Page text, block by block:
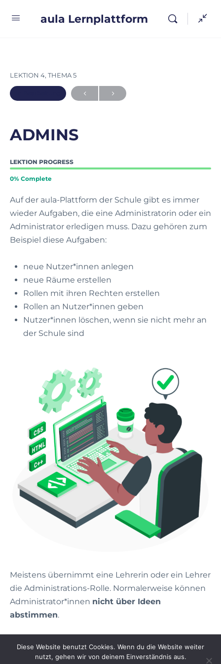
aula Lernplattform
LEKTION 4, THEMA 5
ADMINS
LEKTION PROGRESS
0% Complete
Auf der aula-Plattform der Schule gibt es immer
wieder Aufgaben, die eine Administratorin oder ein
Administrator erledigen muss. Dazu gehören zum
Beispiel diese Aufgaben:
neue Nutzer*innen anlegen
neue Räume erstellen
Rollen mit ihren Rechten erstellen
Rollen an Nutzer*innen geben
Nutzer*innen löschen, wenn sie nicht mehr an
der Schule sind
Meistens übernimmt eine Lehrerin oder ein Lehrer
die Administrations-Rolle. Normalerweise können
Administrator*innen nicht über Ideen
abstimmen.
nächsten Schritt.
Diese Website benutzt Cookies. Wenn du die Website weiter
nutzt, gehen wir von deinem Einverständnis aus.